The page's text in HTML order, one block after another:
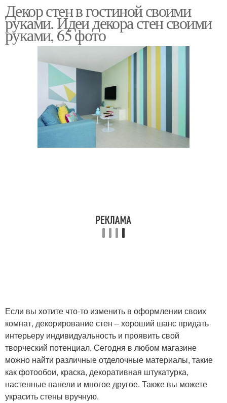
Декор стен в гостиной своими
руками. Идеи декора стен своими
руками, 65 фото
Если вы хотите что-то изменить в оформлении своих
комнат, декорирование стен – хороший шанс придать
интерьеру индивидуальность и проявить свой
творческий потенциал. Сегодня в любом магазине
можно найти различные отделочные материалы, такие
как фотообои, краска, декоративная штукатурка,
настенные панели и многое другое. Также вы можете
украсить стены вручную.